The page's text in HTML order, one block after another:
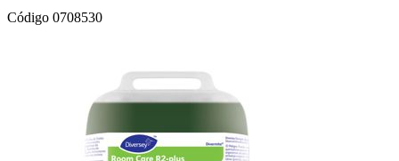
Código 0708530